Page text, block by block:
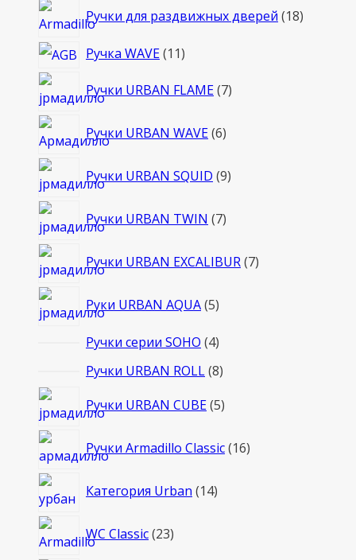
Ручки для раздвижных дверей 1818
Ручка WAVE 1111
Ручки URBAN FLAME 77
Ручки URBAN WAVE 66
Ручки URBAN SQUID 99
Ручки URBAN TWIN 77
Ручки URBAN EXCALIBUR 77
Руки URBAN AQUA 55
Ручки серии SOHO 44
товара
Ручки URBAN ROLL 88
Ручки URBAN CUBE 55
Ручки Armadillo Classic 1616
Категория Urban 1414
WC Classic 2323